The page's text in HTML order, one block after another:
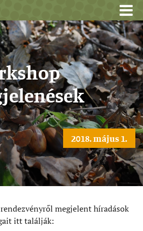
2018. május 1.
megjelent híradások
itt találják: